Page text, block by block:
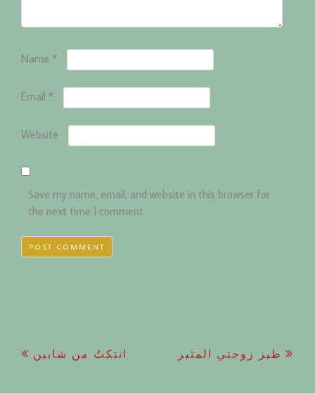
Name *
Email *
Website
Save my name, email, and website in this browser for
the next time I comment.
Post
انتكتُ من شابين طيز زوجتي المثير